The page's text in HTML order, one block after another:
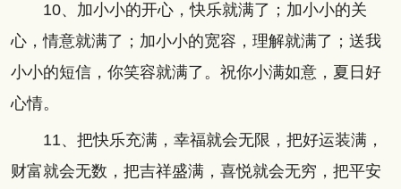
10、加小小的开心，快乐就满了；加小小的关
心，情意就满了；加小小的宽容，理解就满了；送我
小小的短信，你笑容就满了。祝你小满如意，夏日好
心情。
11、把快乐充满，幸福就会无限，把好运装满，
财富就会无数，把吉祥盛满，喜悦就会无穷，把平安